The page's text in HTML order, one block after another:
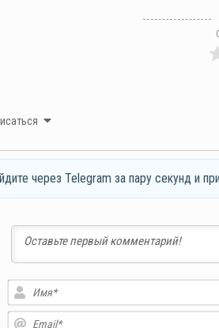
через Telegram за пару секунд и